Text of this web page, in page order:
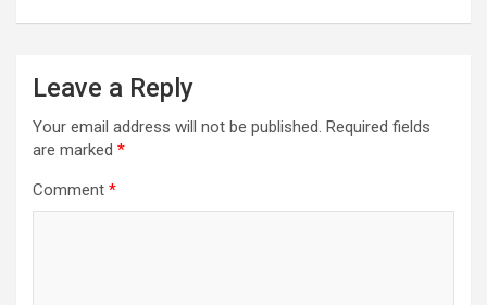
Leave a Reply
Your email address will not be published. Required fields
are marked *
Comment *